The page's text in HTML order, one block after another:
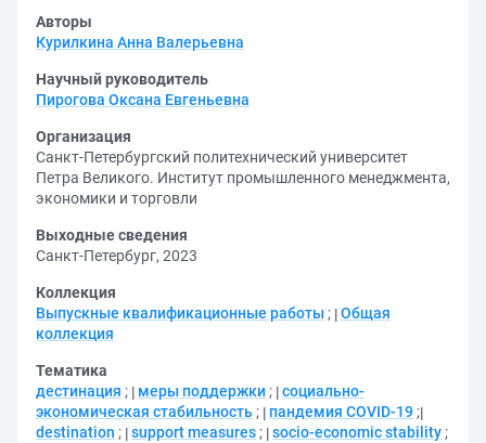
Авторы
Курилкина Анна Валерьевна
Научный руководитель
Пирогова Оксана Евгеньевна
Организация
Санкт-Петербургский политехнический университет
Петра Великого. Институт промышленного менеджмента,
экономики и торговли
Выходные сведения
Санкт-Петербург, 2023
Коллекция
Выпускные квалификационные работы ; Общая
коллекция
Тематика
дестинация ; меры поддержки ; социально-
экономическая стабильность ; пандемия COVID-19 ;
destination ; support measures ; socio-economic stability ;